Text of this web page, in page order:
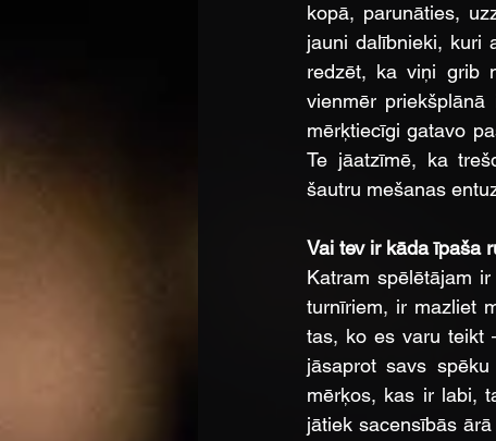
kopā, parunāties,
jauni dalībnieki, kuri
redzēt, ka viņi grib
vienmēr
mērķtiecīgi gatavo
Te jāatzīmē, ka
šautru mešanas
Vai tev ir kāda īpaša
Katram spēlētājam
turnīriem, ir mazliet
tas, ko es varu teikt
jāsaprot savs
mērķos, kas ir labi,
jātiek sacensībās